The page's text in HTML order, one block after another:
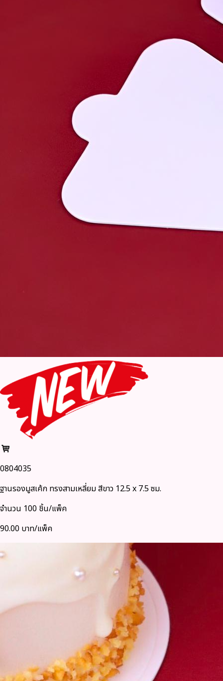
0804035
ฐานรองมูสเค้ก ทรงสามเหลี่ยม สีขาว 12.5 x 7.5 ซม.
จำนวน 100 ชิ้น/แพ็ค
90.00 บาท/แพ็ค